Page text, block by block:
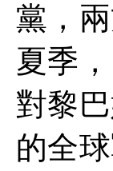
黨，
夏季
對黎
的全